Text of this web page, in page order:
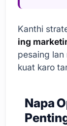
Kanthi
ing
pesaing
kuat karo
Napa